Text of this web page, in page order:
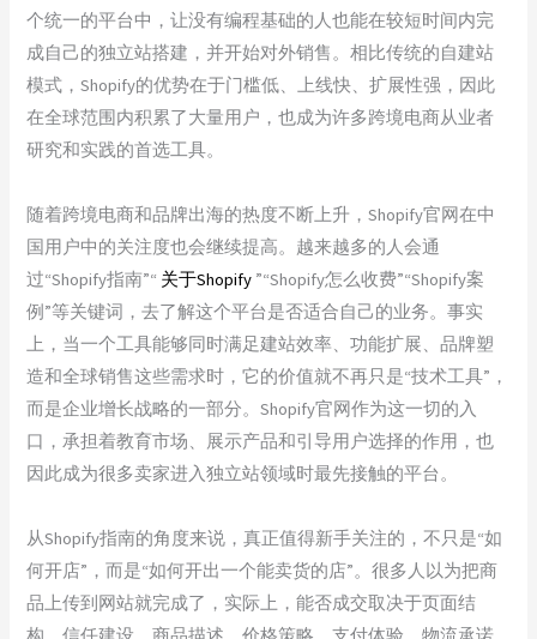
个统一的平台中，让没有编程基础的人也能在较短时间内完
成自己的独立站搭建，并开始对外销售。相比传统的自建站
模式，Shopify的优势在于门槛低、上线快、扩展性强，因此
在全球范围内积累了大量用户，也成为许多跨境电商从业者
研究和实践的首选工具。
随着跨境电商和品牌出海的热度不断上升，Shopify官网在中
国用户中的关注度也会继续提高。越来越多的人会通
过“Shopify指南”“ 关于Shopify ”“Shopify怎么收费”“Shopify案
例”等关键词，去了解这个平台是否适合自己的业务。事实
上，当一个工具能够同时满足建站效率、功能扩展、品牌塑
造和全球销售这些需求时，它的价值就不再只是“技术工具”，
而是企业增长战略的一部分。Shopify官网作为这一切的入
口，承担着教育市场、展示产品和引导用户选择的作用，也
因此成为很多卖家进入独立站领域时最先接触的平台。
从Shopify指南的角度来说，真正值得新手关注的，不只是“如
何开店”，而是“如何开出一个能卖货的店”。很多人以为把商
品上传到网站就完成了，实际上，能否成交取决于页面结